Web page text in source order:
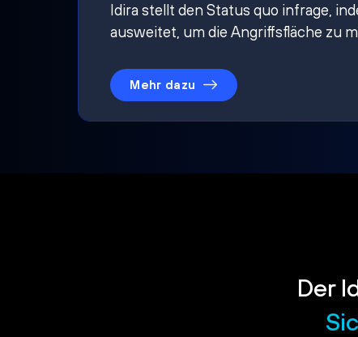
Idira stellt den Status quo infrage,
ausweitet, um die Angriffsfläche zu
Mehr dazu
Der